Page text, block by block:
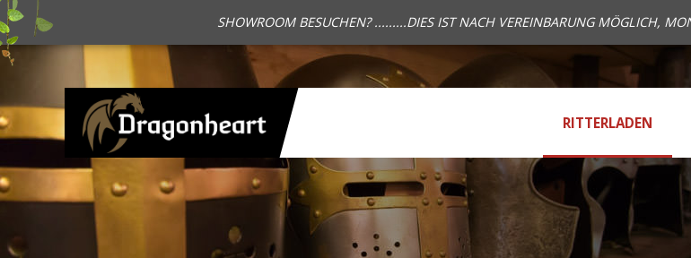
SHOWROOM BESUCHEN? .........DIES IST NACH VEREINBARUNG MÖGLICH,
RITTERLADEN